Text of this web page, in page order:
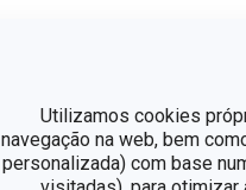
Utilizamos cookies
navegação na web, bem
personalizada) com base